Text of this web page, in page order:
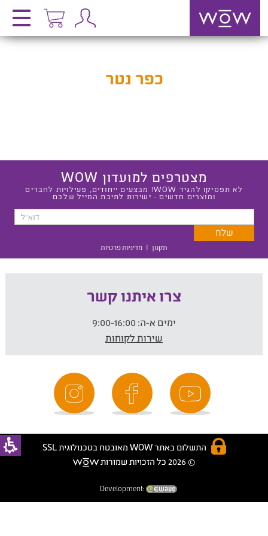
כפר נטר
מצטרפים למועדון WOW
לא תפסיקו להגיד WOW! מבצעים ייחודים, פעילויות לחברים
ומוצרים חדשים - ישירות לתיבת המייל שלכם
תקנון | מדיניות פרטיות
צרו איתנו קשר
ימים א-ה:
שירות לקוחות
התשלום באתר WOW מאובטח בטכנולוגית SSL
© 2026 כל הזכויות שמורות
Development: